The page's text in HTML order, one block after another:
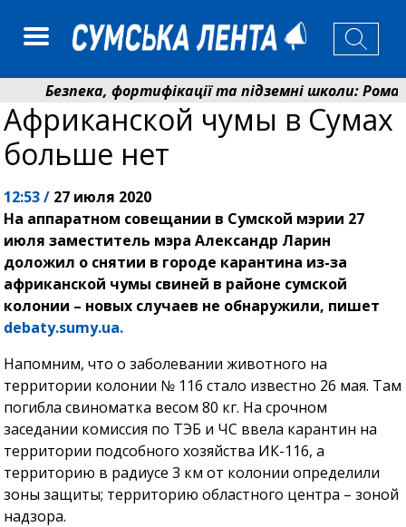
Безпека, фортифікації та підземні школи:
До 19 400 гривень на паливо: Пенсійний фонд
Африканской чумы в Сумах
больше нет
12:53 / 27 июля 2020
На аппаратном совещании в Сумской мэрии 27
июля заместитель мэра Александр Ларин
доложил о снятии в городе карантина из-за
африканской чумы свиней в районе сумской
колонии – новых случаев не обнаружили, пишет
debaty.sumy.ua.
Напомним, что о заболевании животного на
территории колонии № 116 стало известно 26 мая. Там
погибла свиноматка весом 80 кг. На срочном
заседании комиссия по ТЭБ и ЧС ввела карантин на
территории подсобного хозяйства ИК-116, а
территорию в радиусе 3 км от колонии определили
зоны защиты; территорию областного центра – зоной
надзора.